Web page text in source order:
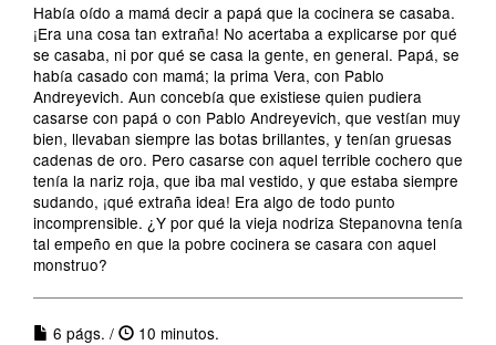
Había oído a mamá decir a papá que la cocinera se casaba.
¡Era una cosa tan extraña! No acertaba a explicarse por qué
se casaba, ni por qué se casa la gente, en general. Papá, se
había casado con mamá; la prima Vera, con Pablo
Andreyevich. Aun concebía que existiese quien pudiera
casarse con papá o con Pablo Andreyevich, que vestían muy
bien, llevaban siempre las botas brillantes, y tenían gruesas
cadenas de oro. Pero casarse con aquel terrible cochero que
tenía la nariz roja, que iba mal vestido, y que estaba siempre
sudando, ¡qué extraña idea! Era algo de todo punto
incomprensible. ¿Y por qué la vieja nodriza Stepanovna tenía
tal empeño en que la pobre cocinera se casara con aquel
monstruo?
6 págs. /
10 minutos.